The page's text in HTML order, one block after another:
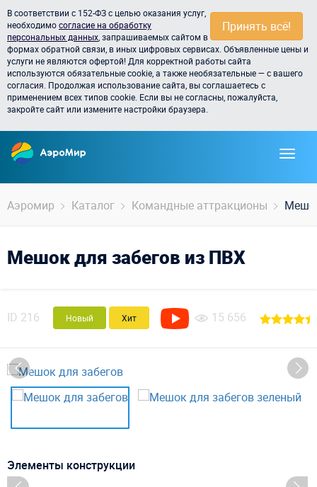
Принять всё!
В соответствии с 152-ФЗ с целью оказания услуг,
необходимосогласие на обработку
персональных данных , запрашиваемых сайтом в
формах обратной связи, в иных цифровых сервисах. Объявленные цены и
услуги не являются офертой! Для корректной работы сайта
используются обязательные cookie, а также необязательные — с вашего
согласия. Продолжая использование сайта, вы соглашаетесь с
применением всех типов cookie. Если вы не согласны, пожалуйста,
закройте сайт или измените настройки браузера.
Аэромир Каталог Командные аттракционы
Мешок для забегов из ПВХ
ID 216 Новый Хит 15 656
Элементы конструкции